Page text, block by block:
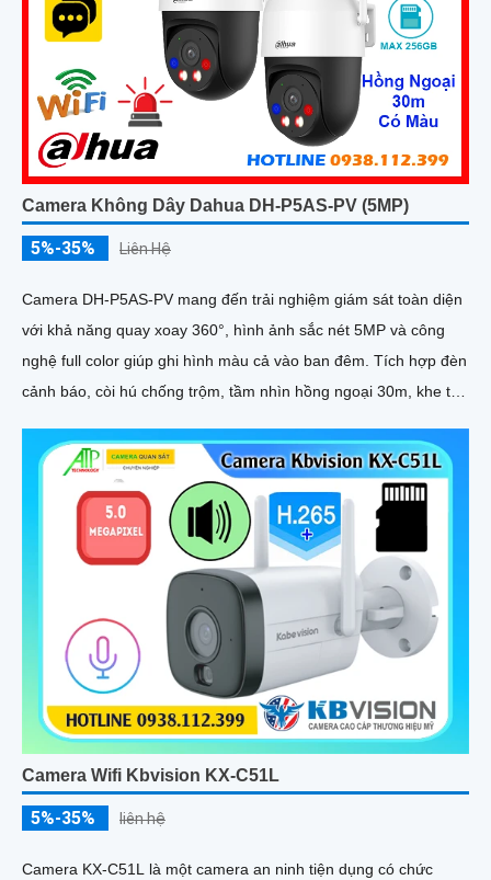
Camera Không Dây Dahua DH-P5AS-PV (5MP)
5%-35% Liên Hệ
Camera DH-P5AS-PV mang đến trải nghiệm giám sát toàn diện
với khả năng quay xoay 360°, hình ảnh sắc nét 5MP và công
nghệ full color giúp ghi hình màu cả vào ban đêm. Tích hợp đèn
cảnh báo, còi hú chống trộm, tầm nhìn hồng ngoại 30m, khe thẻ
động ổn định trong mọi điều kiện
Camera Wifi Kbvision KX-C51L
5%-35% liên hệ
Camera KX-C51L là một camera an ninh tiện dụng có chức